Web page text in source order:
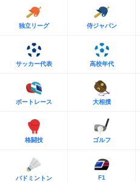
独立リーグ 侍ジャパン
サッカー代表 高校年代
ボートレース 大相撲
格闘技 ゴルフ
バドミントン F1